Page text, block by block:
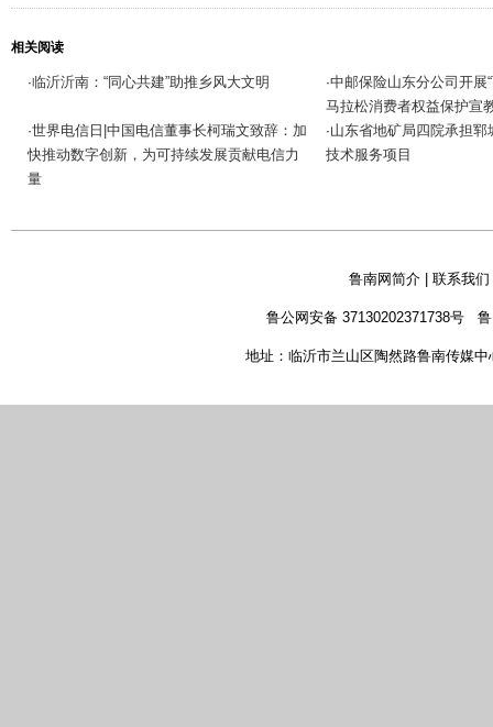
相关阅读
·临沂沂南：“同心共建”助推乡风大文明 ·中邮保险山东分公司开展
马拉松消费者权益保护宣
·世界电信日|中国电信董事长柯瑞文致辞：加
快推动数字创新，为可持续发展贡献电信力
量
·山东省地矿局四院承担
技术服务项目
鲁南网简介| 联系我们
鲁公网安备 37130202371738号
地址：临沂市兰山区陶然路鲁南传媒